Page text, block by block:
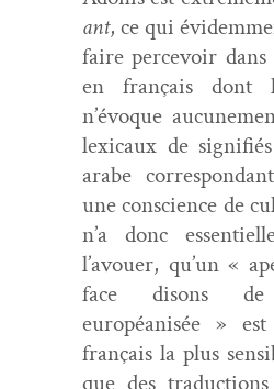
ant, ce qui
faire percevoir
en français dont
n’évoque
lex­i­caux de
arabe
une con­science de
n’a donc
l’avouer, qu’un «
face dis­ons
européanisée »
français la plus
que des